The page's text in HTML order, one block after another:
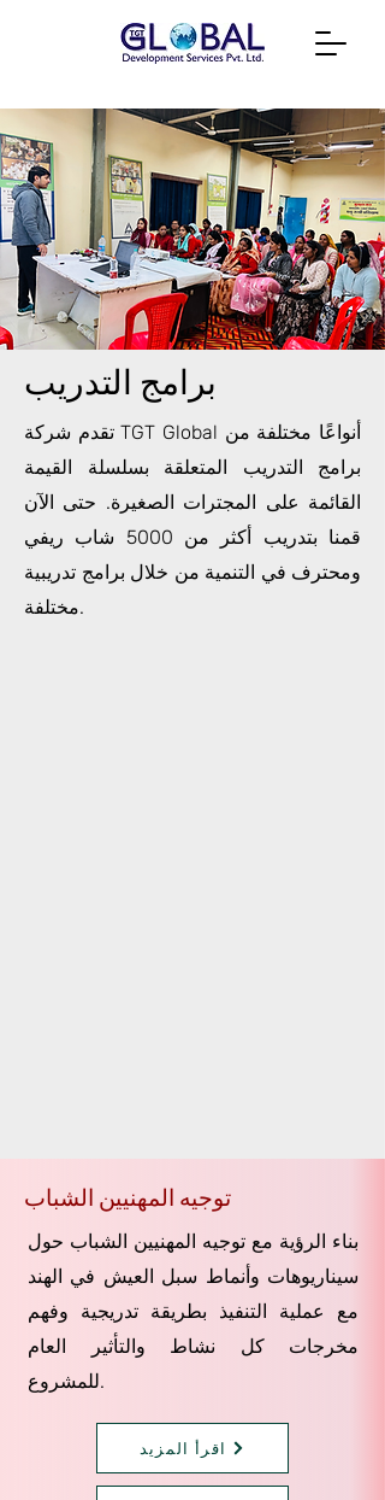
برامج التدريب
تقدم شركة TGT Global أنواعًا مختلفة من
برامج التدريب المتعلقة بسلسلة القيمة
القائمة على المجترات الصغيرة. حتى الآن
قمنا بتدريب أكثر من 5000 شاب ريفي
ومحترف في التنمية من خلال برامج تدريبية
مختلفة.
توجيه المهنيين الشباب
بناء الرؤية مع توجيه المهنيين الشباب حول
سيناريوهات وأنماط سبل العيش في الهند
مع عملية التنفيذ بطريقة تدريجية وفهم
مخرجات كل نشاط والتأثير العام
للمشروع.
اقرأ المزيد